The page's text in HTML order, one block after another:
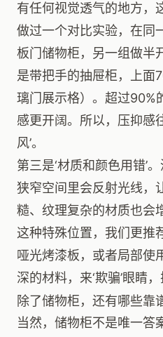
有任何视觉透气的地方，
做过一个对比实验，在同
板门储物柜，另一组做半
是带把手的抽屉柜，上面
璃门展示格）。超过90%
感更开阔。所以，压抑感
风’。
第三是‘材质和颜色用错’
狭窄空间里会反射光线，
糙、纹理复杂的材质也会
这种特殊位置，我们更推
哑光烤漆板，或者局部使
深的材料，来‘欺骗’眼睛，
除了储物柜，还有哪些靠
当然，储物柜不是唯一答